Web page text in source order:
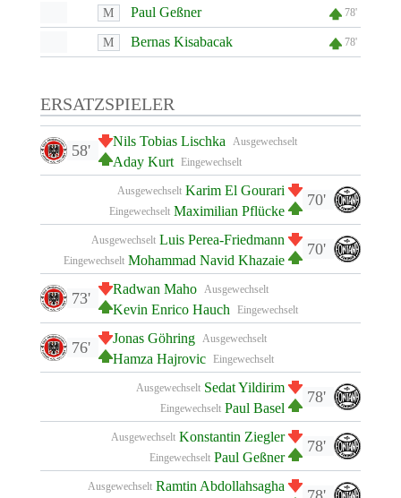
M Paul Geßner 78'
M Bernas Kisabacak 78'
ERSATZSPIELER
Ausgewechselt
Nils Tobias Lischka
Eingewechselt
Aday Kurt
58'
70'
Ausgewechselt Karim El Gourari
Eingewechselt Maximilian Pflücke
70'
Ausgewechselt Luis Perea-Friedmann
Eingewechselt Mohammad Navid Khazaie
Ausgewechselt
Radwan Maho
Eingewechselt
Kevin Enrico Hauch
73'
Ausgewechselt
Jonas Göhring
Eingewechselt
Hamza Hajrovic
76'
78'
Ausgewechselt Sedat Yildirim
Eingewechselt Paul Basel
78'
Ausgewechselt Konstantin Ziegler
Eingewechselt Paul Geßner
Ausgewechselt Ramtin Abdollahsagha